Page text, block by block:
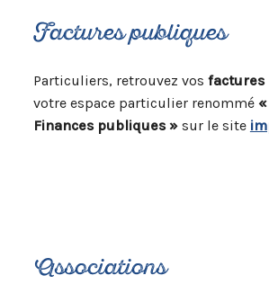
Factures publiques
Particuliers, retrouvez vos factures
votre espace particulier renommé
Finances publiques »sur le site
Associations